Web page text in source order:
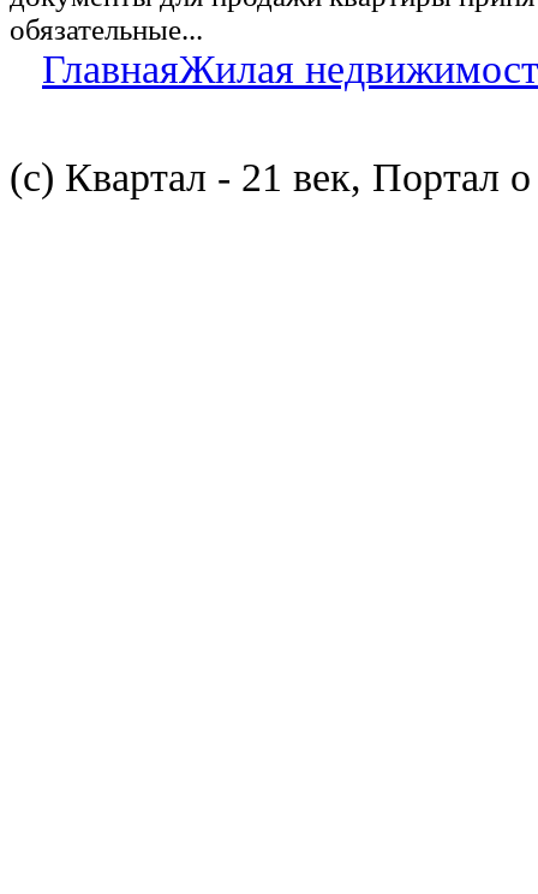
обязательные...
ГлавнаяЖилая
(с) Квартал - 21 век, Портал